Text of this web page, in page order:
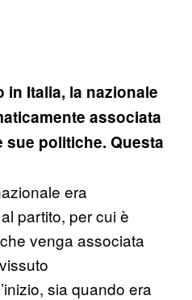
in Italia, la nazionale
associata
sue politiche. Questa
era
partito, per cui è
venga associata
sia quando era